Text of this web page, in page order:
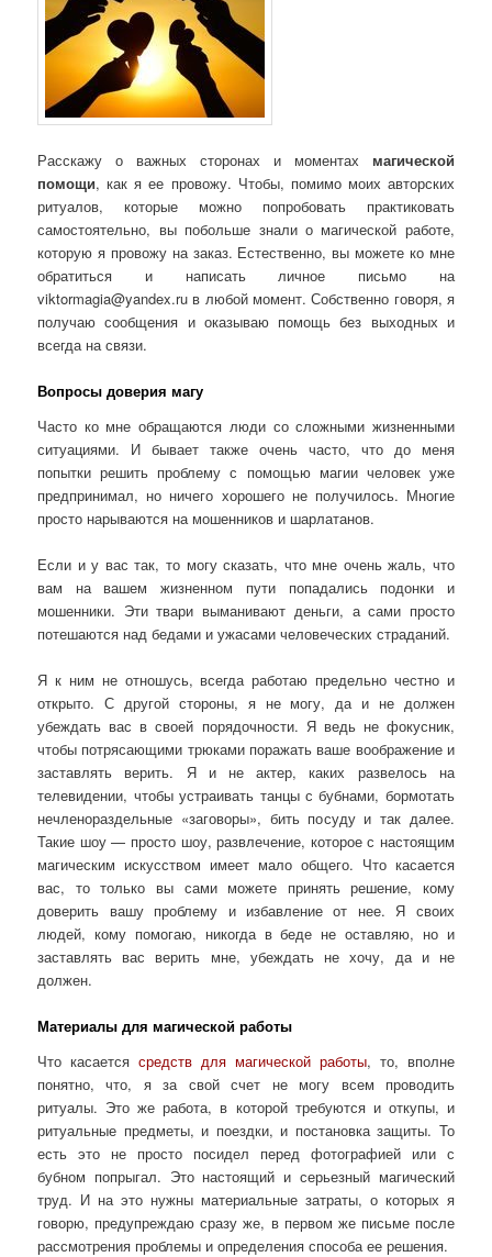
Расскажу о важных сторонах и моментах магической
помощи, как я ее провожу. Чтобы, помимо моих авторских
ритуалов, которые можно попробовать практиковать
самостоятельно, вы побольше знали о магической работе,
которую я провожу на заказ. Естественно, вы можете ко мне
обратиться и написать личное письмо на
viktormagia@yandex.ru в любой момент. Собственно говоря, я
получаю сообщения и оказываю помощь без выходных и
всегда на связи.
Вопросы доверия магу
Часто ко мне обращаются люди со сложными жизненными
ситуациями. И бывает также очень часто, что до меня
попытки решить проблему с помощью магии человек уже
предпринимал, но ничего хорошего не получилось. Многие
просто нарываются на мошенников и шарлатанов.
Если и у вас так, то могу сказать, что мне очень жаль, что
вам на вашем жизненном пути попадались подонки и
мошенники. Эти твари выманивают деньги, а сами просто
потешаются над бедами и ужасами человеческих страданий.
Я к ним не отношусь, всегда работаю предельно честно и
открыто. С другой стороны, я не могу, да и не должен
убеждать вас в своей порядочности. Я ведь не фокусник,
чтобы потрясающими трюками поражать ваше воображение и
заставлять верить. Я и не актер, каких развелось на
телевидении, чтобы устраивать танцы с бубнами, бормотать
нечленораздельные «заговоры», бить посуду и так далее.
Такие шоу — просто шоу, развлечение, которое с настоящим
магическим искусством имеет мало общего. Что касается
вас, то только вы сами можете принять решение, кому
доверить вашу проблему и избавление от нее. Я своих
людей, кому помогаю, никогда в беде не оставляю, но и
заставлять вас верить мне, убеждать не хочу, да и не
должен.
Материалы для магической работы
Что касаетсясредств для магической работы, то, вполне
понятно, что, я за свой счет не могу всем проводить
ритуалы. Это же работа, в которой требуются и откупы, и
ритуальные предметы, и поездки, и постановка защиты. То
есть это не просто посидел перед фотографией или с
бубном попрыгал. Это настоящий и серьезный магический
труд. И на это нужны материальные затраты, о которых я
говорю, предупреждаю сразу же, в первом же письме после
рассмотрения проблемы и определения способа ее решения.